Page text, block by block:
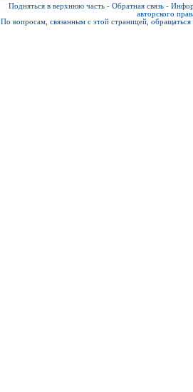
Подняться в верхнюю часть - Обратная связь -
авторского
По вопросам, связанным с этой страницей, обращаться